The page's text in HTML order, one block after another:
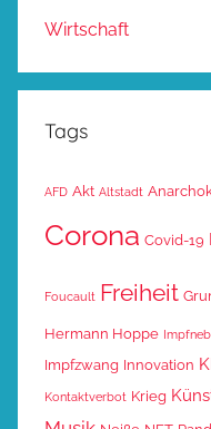
Wirtschaft
Tags
AFD Akt Altstadt
Corona Covid-19
Foucault Freiheit
Hermann Hoppe
Impfzwang Innovation
Kontaktverbot Krieg